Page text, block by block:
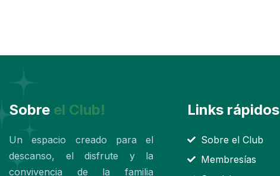
Sobre el Club!
Un espacio creado para el
descanso, el disfrute y la
convivencia de la familia
Links rápidos
Sobre el Club
Membresías